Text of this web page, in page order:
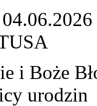
i Boże
urodzin